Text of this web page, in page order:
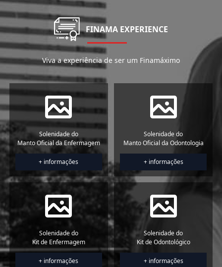
FINAMA EXPERIENCE
Viva a experiência de ser um Finamáximo
Solenidade do
Manto Oficial da Enfermagem
+ informações
Solenidade do
Manto Oficial da Odontologia
+ informações
Solenidade do
Kit de Enfermagem
+ informações
Solenidade do
Kit de Odontológico
+ informações